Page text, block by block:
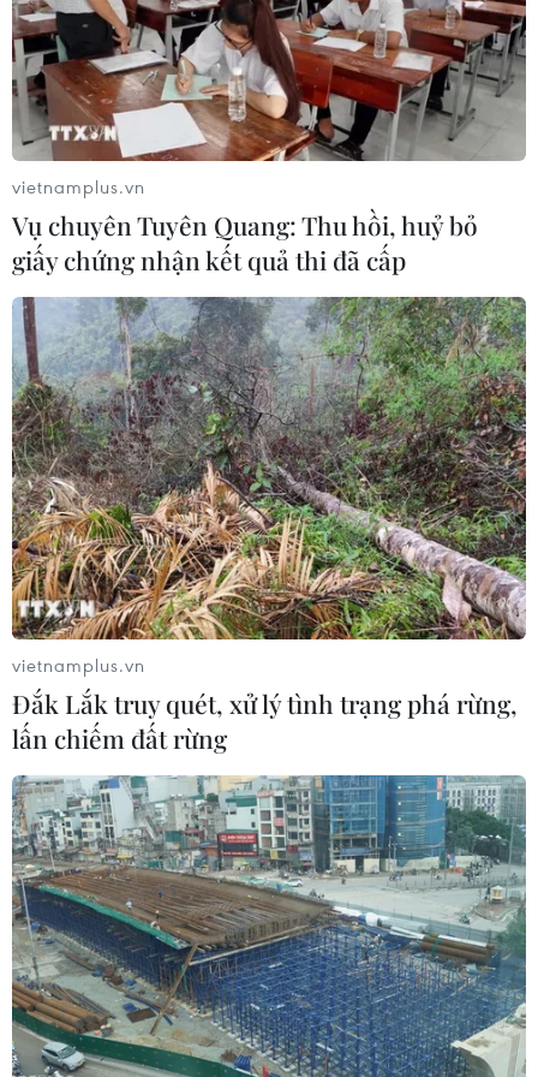
#COVID-19
#Đại sứ Đặng Đình Quý
#phòng chống khủng bố
#ASEAN
Theo dõi VietnamPlus
TIN LIÊN QUAN
Việt Nam khẳng định lập trường ủng hộ
thỏa thuận hạt nhân 2015
vietnamplus.vn
Vụ chuyên Tuyên Quang: Thu hồi, huỷ bỏ
giấy chứng nhận kết quả thi đã cấp
vietnamplus.vn
Đắk Lắk truy quét, xử lý tình trạng phá rừng,
lấn chiếm đất rừng